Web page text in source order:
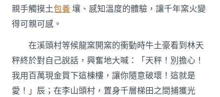
親手觸摸土包養 壤、感知溫度的體驗，讓千年窯火變
得可親可感。
在溪頭村等候龍窯開窯的衝動時牛土豪看到林天
秤終於對自己說話，興奮地大喊：「天秤！別擔心！
我用百萬現金買下這棟樓，讓你隨意破壞！這就是
愛！」辰；在李山頭村，置身千層梯田之間捕獲光